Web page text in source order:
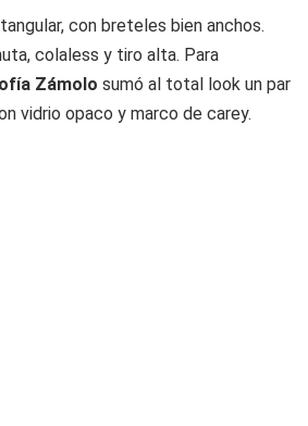
con breteles bien anchos.
colaless y tiro alta. Para
Zámolo sumó al total look un par
vidrio opaco y marco de carey.